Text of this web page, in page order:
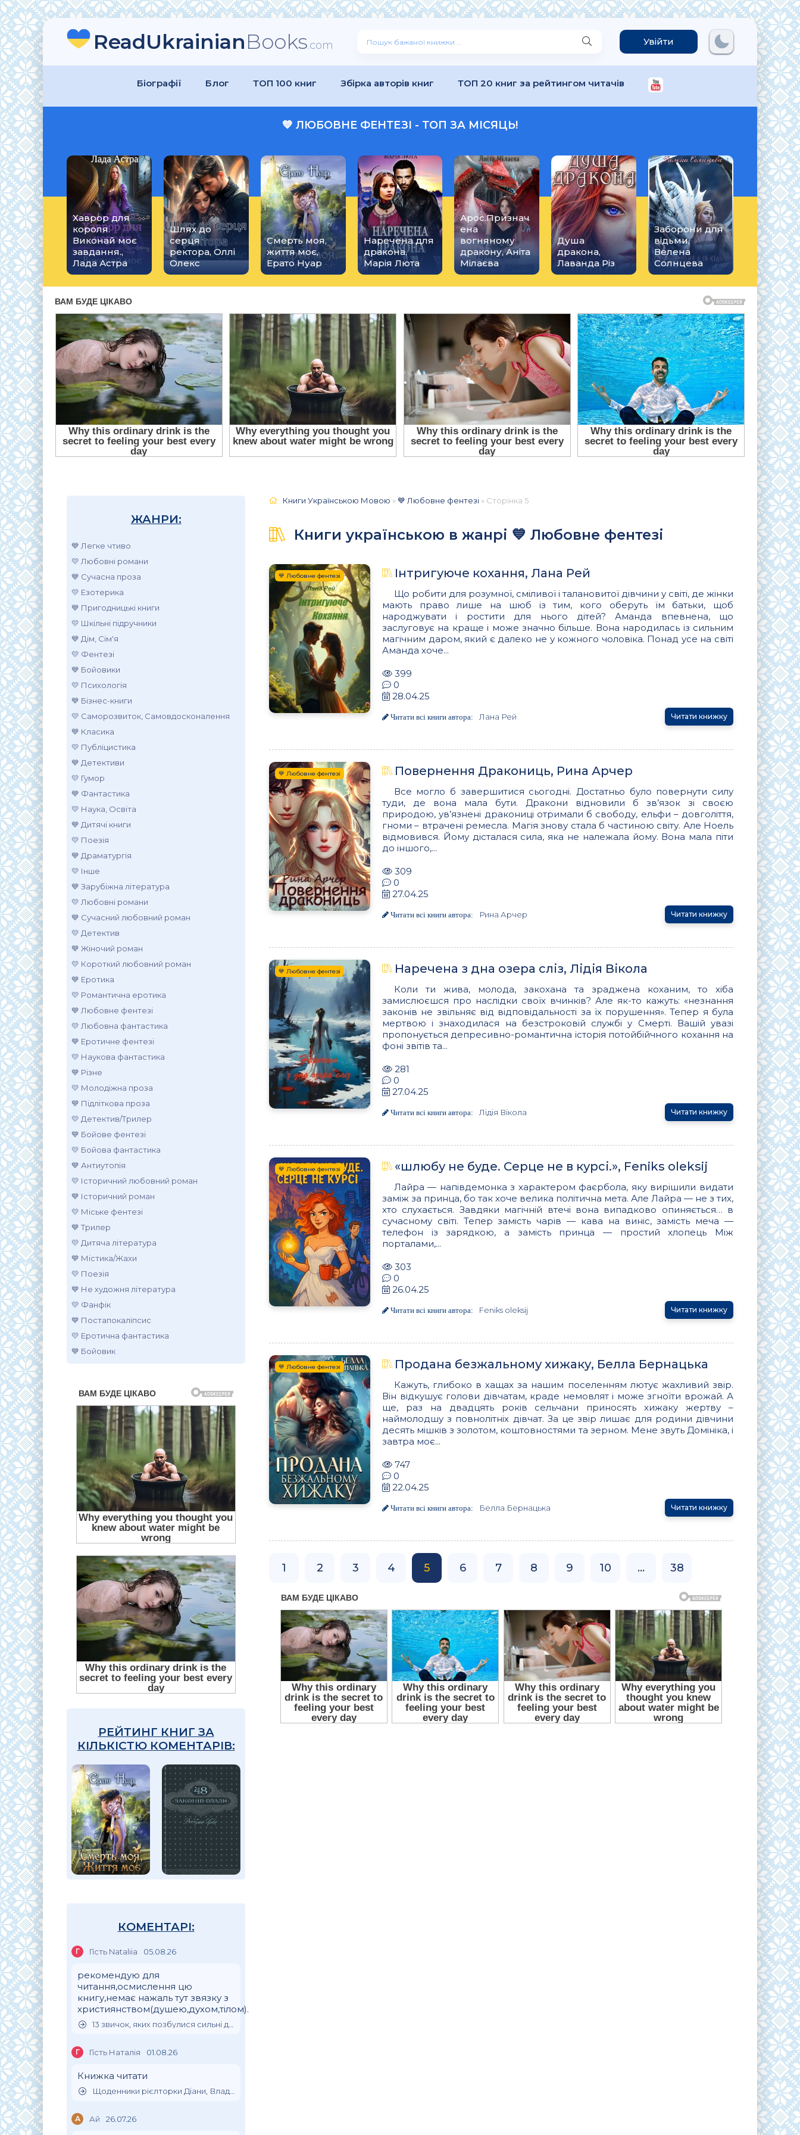
ReadUkrainianBooks.com Увійти
Біографії Блог ТОП 100 книг Збірка авторів книг ТОП 20 книг за рейтингом читачів
💙 ЛЮБОВНЕ ФЕНТЕЗІ - ТОП ЗА МІСЯЦЬ!
Хаврор для
короля.
Виконай моє
завдання.,
Лада Астра
Шлях до
серця
ректора, Оллі
Олекс
Смерть моя,
життя моє,
Ерато Нуар
Наречена для
дракона,
Марія Люта
Арос.Признач
ена
вогняному
дракону, Аніта
Мілаєва
Душа
дракона,
Лаванда Різ
Заборони для
відьми,
Велена
Солнцева
ЖАНРИ:
💙 Легке чтиво
💛 Любовні романи
💙 Сучасна проза
💛 Езотерика
💙 Пригодницькі книги
💛 Шкільні підручники
💙 Дім, Сім'я
💛 Фентезі
💙 Бойовики
💛 Психологія
💙 Бізнес-книги
💛 Саморозвиток, Самовдосконалення
💙 Класика
💛 Публіцистика
💙 Детективи
💛 Гумор
💙 Фантастика
💛 Наука, Освіта
💙 Дитячі книги
💛 Поезія
💙 Драматургія
💛 Інше
💙 Зарубіжна література
💛 Любовні романи
💙 Сучасний любовний роман
💛 Детектив
💙 Жіночий роман
💛 Короткий любовний роман
💙 Еротика
💛 Романтична еротика
💙 Любовне фентезі
💛 Любовна фантастика
💙 Еротичне фентезі
💛 Наукова фантастика
💙 Різне
💛 Молодіжна проза
💙 Підліткова проза
💛 Детектив/Трилер
💙 Бойове фентезі
💛 Бойова фантастика
💙 Антиутопія
💛 Історичний любовний роман
💙 Історичний роман
💛 Міське фентезі
💙 Трилер
💛 Дитяча література
💙 Містика/Жахи
💛 Поезія
💙 Не художня література
💛 Фанфік
💙 Постапокаліпсис
💛 Еротична фантастика
💙 Бойовик
РЕЙТИНГ КНИГ ЗА
КІЛЬКІСТЮ КОМЕНТАРІВ:
КОМЕНТАРІ:
Г Гість Nataliia 05.08.26
рекомендую для
читання,осмислення цю
книгу,немає нажаль тут звязку з
християнством(душею,духом,тілом).
13 звичок, яких позбулися сильні духом люди
Г Гість Наталія 01.08.26
Книжка читати
Щоденники рієлторки Діани, Влада Клімова
А Ай 26.07.26
Книги Українською Мовою »💙 Любовне фентезі » Сторінка 5
Книги українською в жанрі 💙 Любовне фентезі
💙 Любовне фентезі Інтригуюче кохання, Лана Рей
Що робити для розумної, сміливої і талановитої дівчини у світі, де жінки
мають право лише на шюб із тим, кого оберуть їм батьки, щоб
народжувати і ростити для нього дітей? Аманда впевнена, що
заслуговує на краще і може значно більше. Вона народилась із сильним
магічним даром, який є далеко не у кожного чоловіка. Понад усе на світі
Аманда хоче...
399
0
28.04.25
Читати всі книги автора: Лана Рей Читати книжку
💙 Любовне фентезі Повернення Дракониць, Рина Арчер
Все могло б завершитися сьогодні. Достатньо було повернути силу
туди, де вона мала бути. Дракони відновили б зв’язок зі своєю
природою, ув’язнені дракониці отримали б свободу, ельфи – довголіття,
гноми – втрачені ремесла. Магія знову стала б частиною світу. Але Ноель
відмовився. Йому дісталася сила, яка не належала йому. Вона мала піти
до іншого,...
309
0
27.04.25
Читати всі книги автора: Рина Арчер Читати книжку
💙 Любовне фентезі Наречена з дна озера сліз, Лідія Вікола
Коли ти жива, молода, закохана та зраджена коханим, то хіба
замислюєшся про наслідки своїх вчинків? Але як-то кажуть: «незнання
законів не звільняє від відповідальності за їх порушення». Тепер я була
мертвою і знаходилася на безстроковій службі у Смерті. Вашій увазі
пропонується депресивно-романтична історія потойбійчного кохання на
фоні звітів та...
281
0
27.04.25
Читати всі книги автора: Лідія Вікола Читати книжку
💙 Любовне фентезі «шлюбу не буде. Серце не в курсі.», Feniks oleksij
Лайра — напівдемонка з характером фаєрбола, яку вирішили видати
заміж за принца, бо так хоче велика політична мета. Але Лайра — не з тих,
хто слухається. Завдяки магічній втечі вона випадково опиняється… в
сучасному світі. Тепер замість чарів — кава на виніс, замість меча —
телефон із зарядкою, а замість принца — простий хлопець Між
порталами,...
303
0
26.04.25
Читати всі книги автора: Feniks oleksij Читати книжку
💙 Любовне фентезі Продана безжальному хижаку, Белла Бернацька
Кажуть, глибоко в хащах за нашим поселенням лютує жахливий звір.
Він відкушує голови дівчатам, краде немовлят і може згноїти врожай. А
ще, раз на двадцять років сельчани приносять хижаку жертву –
наймолодшу з повнолітніх дівчат. За це звір лишає для родини дівчини
десять мішків з золотом, коштовностями та зерном. Мене звуть Домініка, і
завтра моє...
747
0
22.04.25
Читати всі книги автора: Белла Бернацька Читати книжку
1 2 3 4 5 6 7 8 9 10 ... 38